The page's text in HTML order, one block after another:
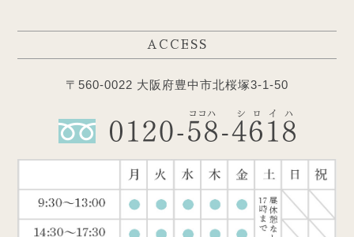
ACCESS
〒560-0022 大阪府豊中市北桜塚3-1-50